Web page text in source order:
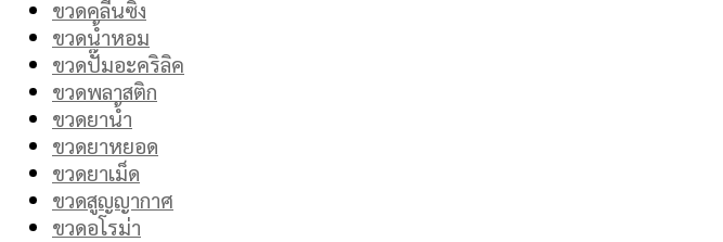
ขวดคลีนซิ่ง
ขวดน้ำหอม
ขวดปั๊มอะคริลิค
ขวดพลาสติก
ขวดยาน้ำ
ขวดยาหยอด
ขวดยาเม็ด
ขวดสูญญากาศ
ขวดอโรม่า